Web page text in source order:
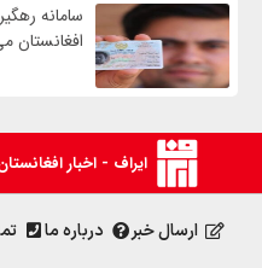
سامانه
افغانستان
ایراف - اخبار
ارسال خبر درباره ما